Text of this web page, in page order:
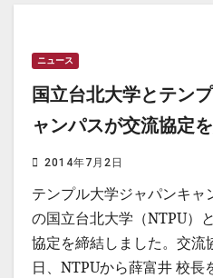
ニュース
国立台北大学とテン
ャンパスが交流協定
2014年7月2日
テンプル大学ジャパンキャ
の国立台北大学（NTPU）
協定を締結しました。交流
日、NTPUから薛富井 校